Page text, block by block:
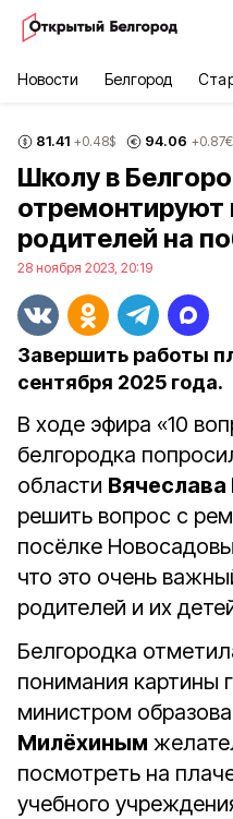
Новости Белгород
81.41 +0.48$ 94.06 +0.87€
Школу в
отремонтируют
родителей на
28 ноября 2023, 20:19
Завершить работы
сентября 2025 года.
В ходе эфира «10
белгородка
области Вячеслава
решить вопрос с
посёлке
что это очень
родителей и их
Белгородка
понимания картины
министром
Милёхиным
посмотреть на
учебного